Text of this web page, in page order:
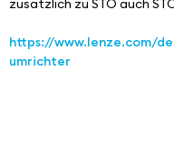
zusätzlich zu STO auch
https://www.lenze.com/
umrichter